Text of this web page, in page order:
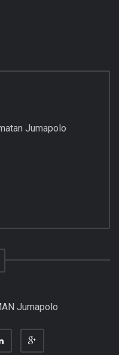
Jumapolo
Jumapolo